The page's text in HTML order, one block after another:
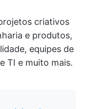
criativos
e produtos,
equipes de
TI e muito mais.